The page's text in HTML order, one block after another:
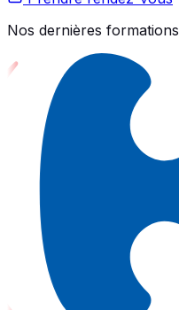
Nos dernières formations